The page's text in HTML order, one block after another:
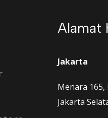
Alamat
Jakarta
Menara
Jakarta